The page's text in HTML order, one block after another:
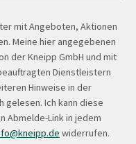
mit Angeboten, Aktionen
Meine hier angegebenen
der Kneipp GmbH und mit
Dienstleistern
Hinweise in der
gelesen. Ich kann diese
Abmelde-Link in jedem
widerrufen.